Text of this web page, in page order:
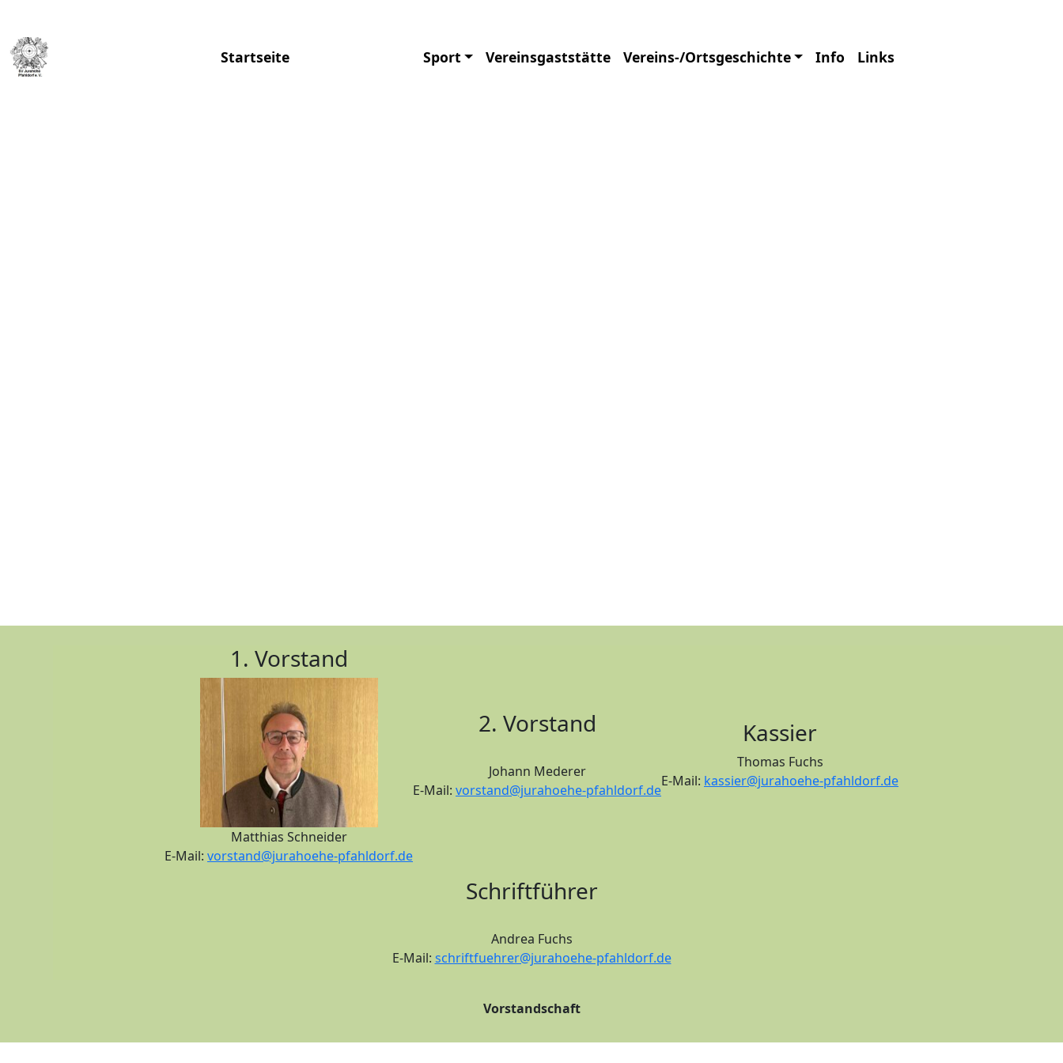
Startseite Sport Vereinsgaststätte Vereins-/Ortsgeschichte Info Links
1. Vorstand
Matthias Schneider
E-Mail: vorstand@jurahoehe-pfahldorf.de
2. Vorstand
Johann Mederer
E-Mail: vorstand@jurahoehe-pfahldorf.de
Kassier
Thomas Fuchs
E-Mail: kassier@jurahoehe-pfahldorf.de
Schriftführer
Andrea Fuchs
E-Mail: schriftfuehrer@jurahoehe-pfahldorf.de
Vorstandschaft